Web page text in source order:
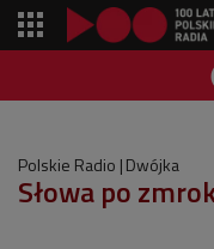
Polskie Radio Dwójka
Słowa po